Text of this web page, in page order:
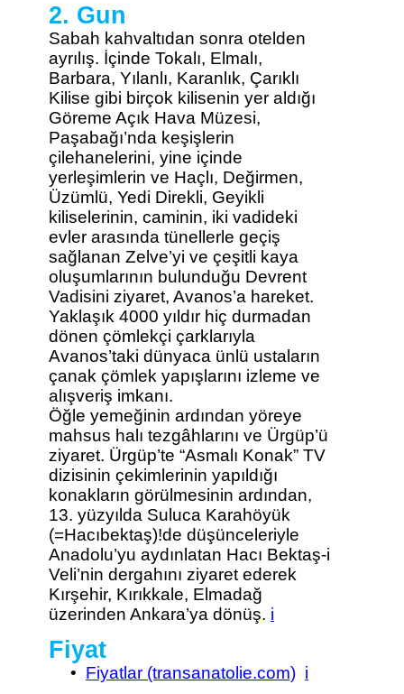
2. Gun
Sabah kahvaltıdan sonra otelden
ayrılış. İçinde Tokalı, Elmalı,
Barbara, Yılanlı, Karanlık, Çarıklı
Kilise gibi birçok kilisenin yer aldığı
Göreme Açık Hava Müzesi,
Paşabağı’nda keşişlerin
çilehanelerini, yine içinde
yerleşimlerin ve Haçlı, Değirmen,
Üzümlü, Yedi Direkli, Geyikli
kiliselerinin, caminin, iki vadideki
evler arasında tünellerle geçiş
sağlanan Zelve’yi ve çeşitli kaya
oluşumlarının bulunduğu Devrent
Vadisini ziyaret, Avanos’a hareket.
Yaklaşık 4000 yıldır hiç durmadan
dönen çömlekçi çarklarıyla
Avanos’taki dünyaca ünlü ustaların
çanak çömlek yapışlarını izleme ve
alışveriş imkanı.
Öğle yemeğinin ardından yöreye
mahsus halı tezgâhlarını ve Ürgüp’ü
ziyaret. Ürgüp’te “Asmalı Konak” TV
dizisinin çekimlerinin yapıldığı
konakların görülmesinin ardından,
13. yüzyılda Suluca Karahöyük
(=Hacıbektaş)!de düşünceleriyle
Anadolu’yu aydınlatan Hacı Bektaş-i
Veli’nin dergahını ziyaret ederek
Kırşehir, Kırıkkale, Elmadağ
üzerinden Ankara’ya dönüş. i
Fiyat
• Fiyatlar (transanatolie.com) i